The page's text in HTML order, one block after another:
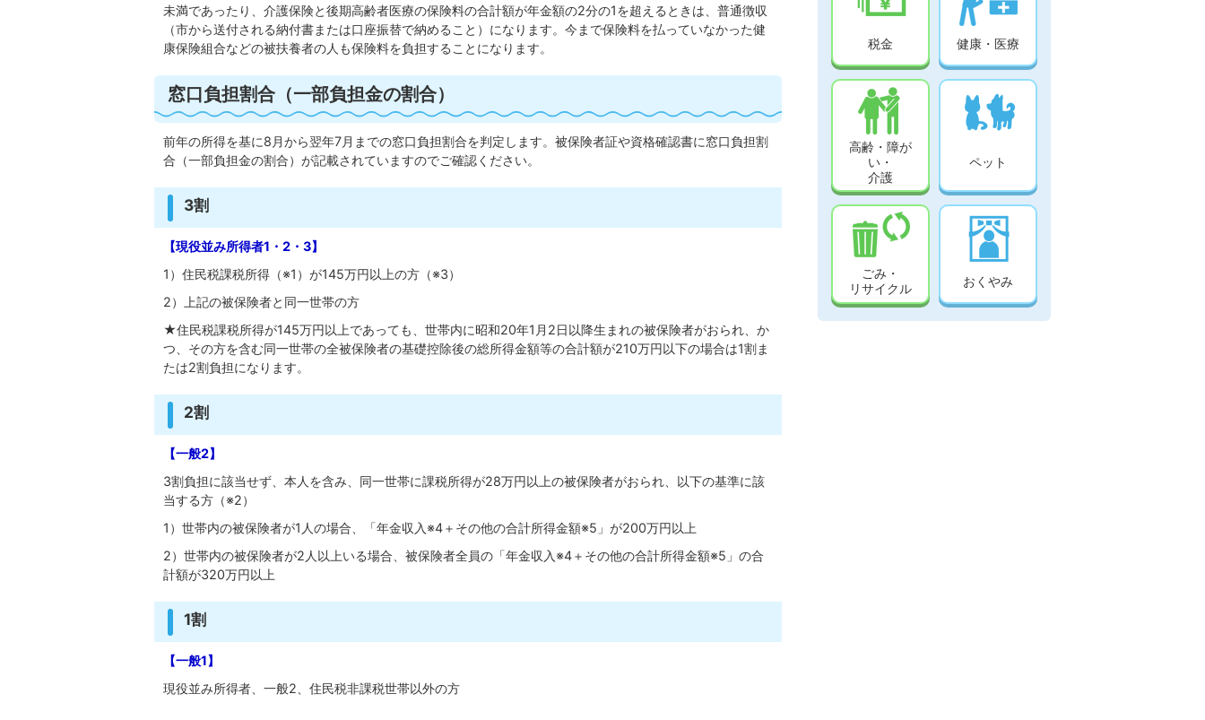
未満であったり、介護保険と後期高齢者医療の保険料の合計額が年金額の2分の1を超えるときは、普通徴収
（市から送付される納付書または口座振替で納めること）になります。今まで保険料を払っていなかった健
康保険組合などの被扶養者の人も保険料を負担することになります。
窓口負担割合（一部負担金の割合）
前年の所得を基に8月から翌年7月までの窓口負担割合を判定します。被保険者証や資格確認書に窓口負担割
合（一部負担金の割合）が記載されていますのでご確認ください。
3割
【現役並み所得者1・2・3】
1）住民税課税所得（※1）が145万円以上の方（※3）
2）上記の被保険者と同一世帯の方
★住民税課税所得が145万円以上であっても、世帯内に昭和20年1月2日以降生まれの被保険者がおられ、か
つ、その方を含む同一世帯の全被保険者の基礎控除後の総所得金額等の合計額が210万円以下の場合は1割ま
たは2割負担になります。
2割
【一般2】
3割負担に該当せず、本人を含み、同一世帯に課税所得が28万円以上の被保険者がおられ、以下の基準に該
当する方（※2）
1）世帯内の被保険者が1人の場合、「年金収入※4＋その他の合計所得金額※5」が200万円以上
2）世帯内の被保険者が2人以上いる場合、被保険者全員の「年金収入※4＋その他の合計所得金額※5」の合
計額が320万円以上
1割
【一般1】
現役並み所得者、一般2、住民税非課税世帯以外の方
税金 健康・医療
高齢・障が
い・
介護
ペット
ごみ・
リサイクル
おくやみ